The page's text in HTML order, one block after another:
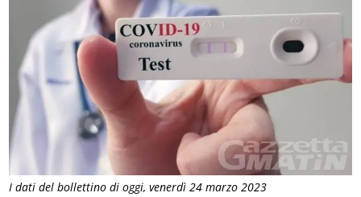
I dati del bollettino di oggi, venerdì 24 marzo 2023